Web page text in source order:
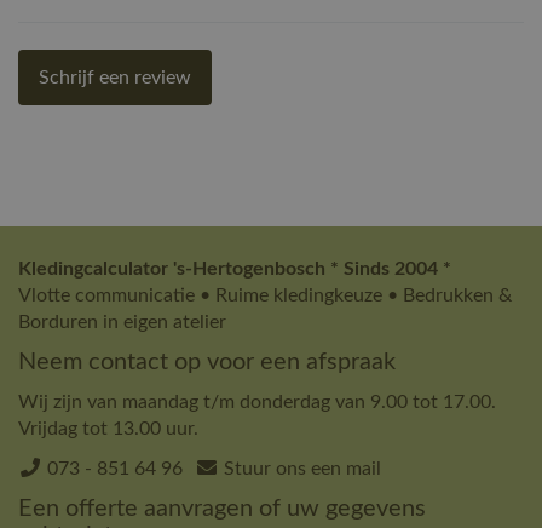
Schrijf een review
Kledingcalculator 's-Hertogenbosch * Sinds 2004 *
Vlotte communicatie • Ruime kledingkeuze • Bedrukken &
Borduren in eigen atelier
Neem contact op voor een afspraak
Wij zijn van maandag t/m donderdag van 9.00 tot 17.00.
Vrijdag tot 13.00 uur.
073 - 851 64 96 Stuur ons een mail
Een offerte aanvragen of uw gegevens